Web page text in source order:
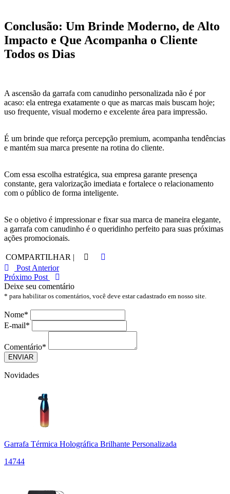
Conclusão: Um Brinde Moderno, de Alto
Impacto e Que Acompanha o Cliente
Todos os Dias
A ascensão da garrafa com canudinho personalizada não é por
acaso: ela entrega exatamente o que as marcas mais buscam hoje;
uso frequente, visual moderno e excelente área para impressão.
É um brinde que reforça percepção premium, acompanha tendências
e mantém sua marca presente na rotina do cliente.
Com essa escolha estratégica, sua empresa garante presença
constante, gera valorização imediata e fortalece o relacionamento
com o público de forma inteligente.
Se o objetivo é impressionar e fixar sua marca de maneira elegante,
a garrafa com canudinho é o queridinho perfeito para suas próximas
ações promocionais.
COMPARTILHAR |
Post Anterior
Próximo Post
Deixe seu comentário
* para habilitar os comentários, você deve estar cadastrado em nosso site.
Nome*
E-mail*
Comentário*
Novidades
Garrafa Térmica Holográfica Brilhante Personalizada
14744